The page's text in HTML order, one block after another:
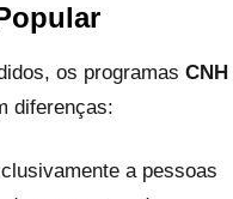
os programas CNH
diferenças:
a pessoas